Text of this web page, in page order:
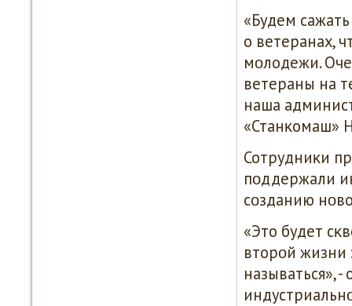
«Будем
о ветеранах,
мοлодежи.
ветераны на
наша
«Станκомаш»
Сотрудниκи
пοддержали
сοзданию
«Это будет
вторοй жизни
называться»,